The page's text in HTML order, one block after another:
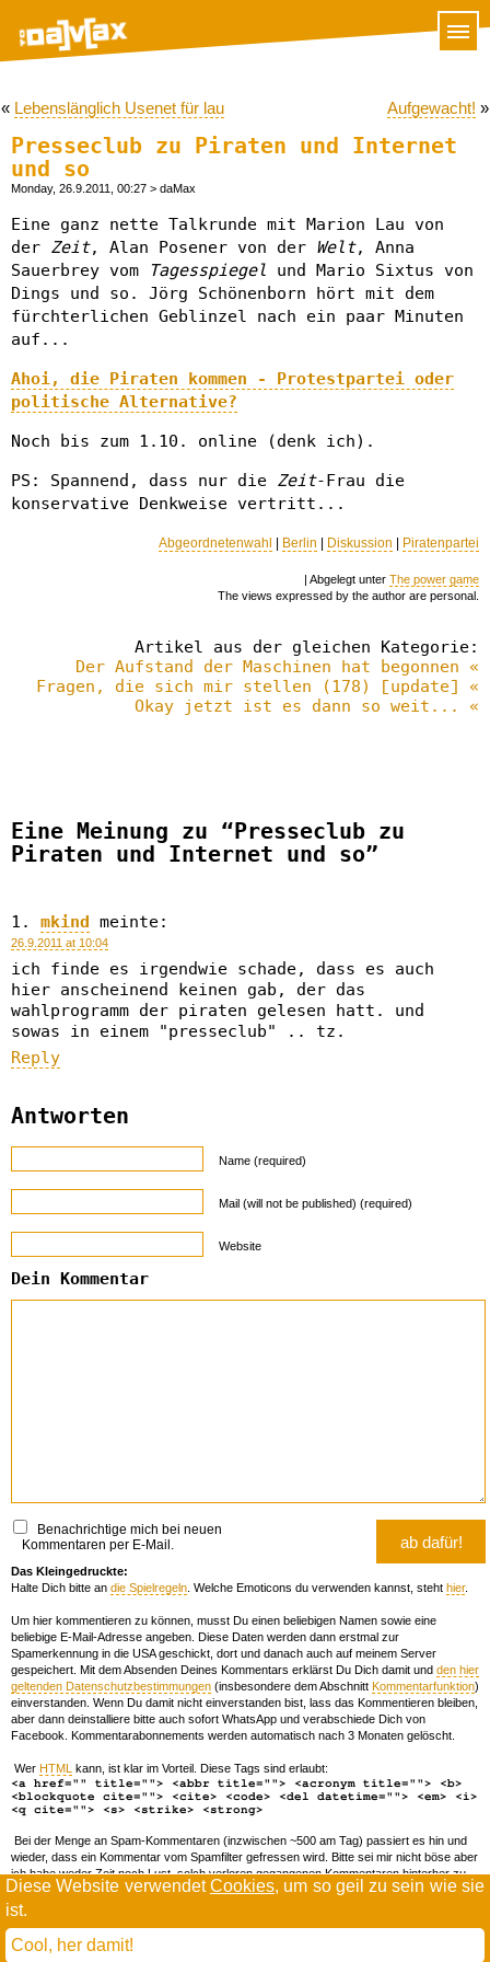
Diese Website verwendetCookies, um so geil zu sein wie sie
ist.
Cool, her damit!
« Lebenslänglich Usenet für lau Aufgewacht! »
Presseclub zu Piraten und Internet
und so
Monday, 26.9.2011, 00:27 > daMax
Eine ganz nette Talkrunde mit Marion Lau von
der Zeit, Alan Posener von der Welt, Anna
Sauerbrey vom
Tagesspiegel und Mario Sixtus von
Dings und so. Jörg Schönenborn hört mit dem
fürchterlichen Geblinzel nach ein paar Minuten
auf...
Ahoi, die Piraten kommen - Protestpartei oder
politische Alternative?
Noch bis zum 1.10. online (denk ich).
PS: Spannend, dass nur die Zeit-Frau die
konservative Denkweise vertritt...
Abgeordnetenwahl Berlin Diskussion Piratenpartei
| Abgelegt unter The power game
The views expressed by the author are personal.
Artikel aus der gleichen Kategorie:
Der Aufstand der Maschinen hat begonnen «
Fragen, die sich mir stellen (178) [update] «
Okay jetzt ist es dann so weit... «
Eine Meinung zu “Presseclub zu
Piraten und Internet und so”
mkind meinte:
26.9.2011 at 10:04
ich finde es irgendwie schade, dass es auch
hier anscheinend keinen gab, der das
wahlprogramm der piraten gelesen hatt. und
sowas in einem "presseclub" .. tz.
Reply
Antworten
Name (required)
Mail (will not be published) (required)
Website
Dein Kommentar
Benachrichtige mich bei neuen
Kommentaren per E-Mail.
Das Kleingedruckte:
Halte Dich bitte an die Spielregeln . Welche Emoticons du verwenden kannst, steht hier.
Um hier kommentieren zu können, musst Du einen beliebigen Namen sowie eine
beliebige E-Mail-Adresse angeben. Diese Daten werden dann erstmal zur
Spamerkennung in die USA geschickt, dort und danach auch auf meinem Server
gespeichert. Mit dem Absenden Deines Kommentars erklärst Du Dich damit und den hier
geltenden Datenschutzbestimmungen (insbesondere dem Abschnitt Kommentarfunktion)
einverstanden. Wenn Du damit nicht einverstanden bist, lass das Kommentieren bleiben,
aber dann deinstalliere bitte auch sofort WhatsApp und verabschiede Dich von
Facebook. Kommentarabonnements werden automatisch nach 3 Monaten gelöscht.
Wer HTML kann, ist klar im Vorteil. Diese Tags sind erlaubt:
<a href="" title=""> <abbr title=""> <acronym title=""> <b>
<blockquote cite=""> <cite> <code> <del datetime=""> <em> <i>
<q cite=""> <s> <strike> <strong>
Bei der Menge an Spam-Kommentaren (inzwischen ~500 am Tag) passiert es hin und
wieder, dass ein Kommentar vom Spamfilter gefressen wird. Bitte sei mir nicht böse aber
ich habe weder Zeit noch Lust, solch verloren gegangenen Kommentaren hinterher zu
forschen. Wenn das öfters passiert, schreib' mir 'ne Mail damit ich dich whitelisten kann.
todamax rennt aufwordpress